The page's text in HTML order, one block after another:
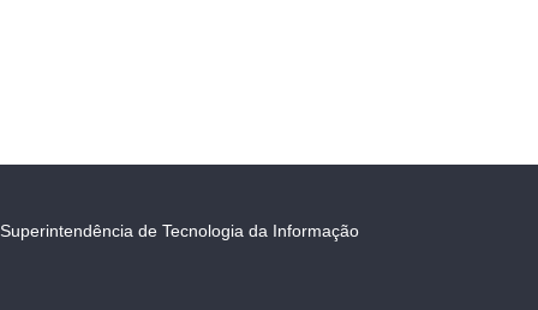
Superintendência de Tecnologia da Informação